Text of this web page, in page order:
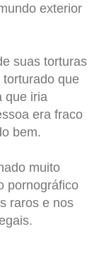
exterior
suas torturas
que
que iria
era fraco
bem.
muito
pornográfico
raros e nos